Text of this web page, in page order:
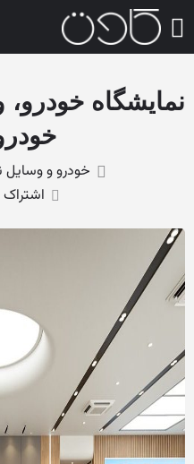
نمایشگاه
خودرو و وسایل